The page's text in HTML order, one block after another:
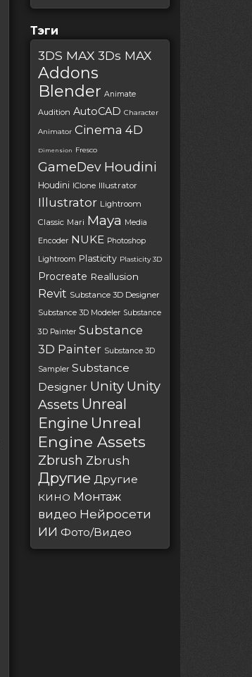
Тэги
3DS MAX 3Ds MAX
Addons
Blender Animate
Audition AutoCAD Character
Animator Cinema 4D
Dimension Fresco
GameDev Houdini
Houdini IClone Illustrator
Illustrator Lightroom
Classic Mari Maya
Media
Encoder NUKE Photoshop
Lightroom Plasticity Plasticity 3D
Procreate Reallusion
Revit Substance 3D Designer
Substance 3D Modeler Substance
3D Painter Substance
3D Painter Substance 3D
Sampler Substance
Designer Unity Unity
Assets Unreal
Engine Unreal
Engine Assets
Zbrush Zbrush
Другие Другие
КИНО Монтаж
видео Нейросети
ИИ Фото/Видео